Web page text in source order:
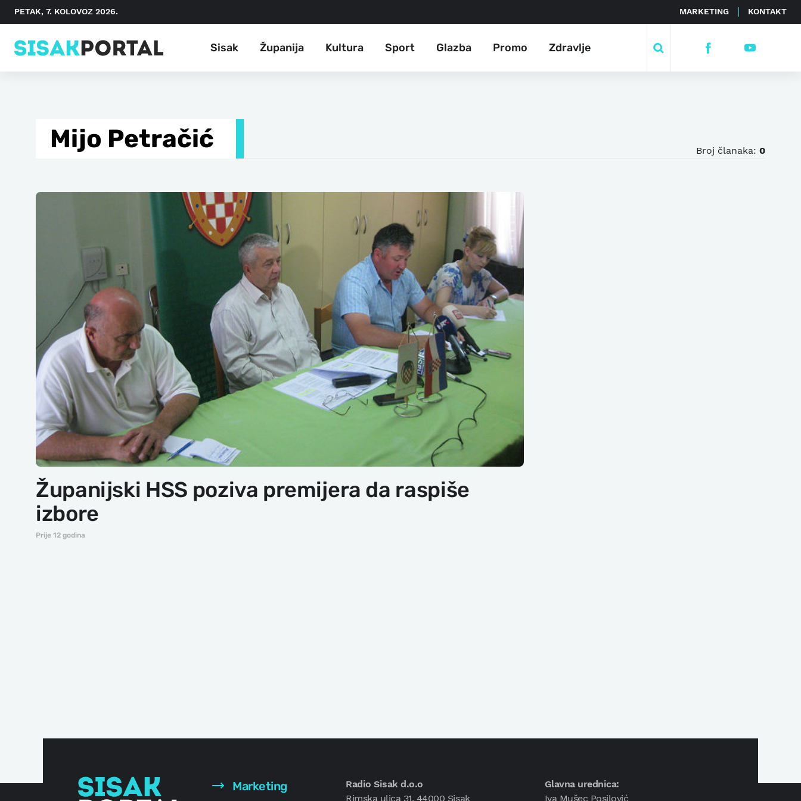
PETAK, 7. KOLOVOZ 2026. MARKETING KONTAKT
Sisak Županija Kultura Sport Glazba Promo Zdravlje
Mijo Petračić Broj članaka: 0
Županijski HSS poziva premijera da raspiše
izbore
Prije 12 godina
Marketing
Radio Sisak d.o.o
Rimska ulica 31, 44000 Sisak
Glavna urednica:
Iva Mušec Posilović